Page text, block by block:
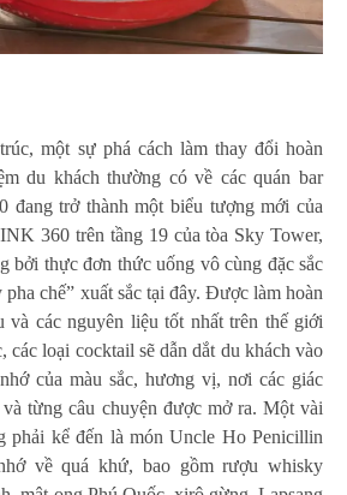
một sự phá cách làm thay đổi hoàn
du khách thường có về các quán bar
đang trở thành một biểu tượng mới của
360 trên tầng 19 của tòa Sky Tower,
bởi thực đơn thức uống vô cùng đặc sắc
chế” xuất sắc tại đây. Được làm hoàn
và các nguyên liệu tốt nhất trên thế giới
các loại cocktail sẽ dẫn dắt du khách vào
của màu sắc, hương vị, nơi các giác
từng câu chuyện được mở ra. Một vài
phải kể đến là món Uncle Ho Penicillin
về quá khứ, bao gồm rượu whisky